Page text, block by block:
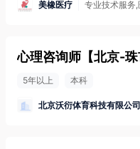
美橡医疗 专业技术服务,
心理咨询师 【北京-珠
5年以上 本科
北京沃衍体育科技有限公司